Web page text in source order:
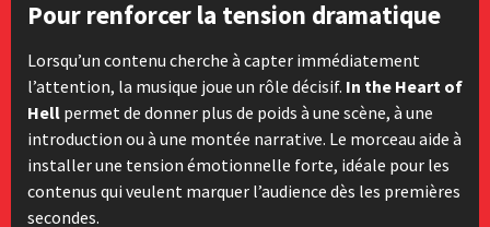
Pour renforcer la tension dramatique
Lorsqu’un contenu cherche à capter immédiatement
l’attention, la musique joue un rôle décisif. In the Heart of
Hell permet de donner plus de poids à une scène, à une
introduction ou à une montée narrative. Le morceau aide à
installer une tension émotionnelle forte, idéale pour les
contenus qui veulent marquer l’audience dès les premières
secondes.